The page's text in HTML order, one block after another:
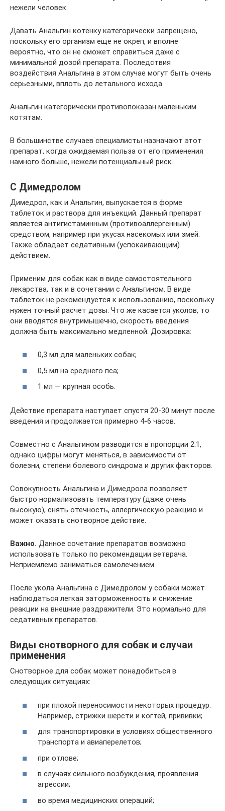
нежели человек.
Давать Анальгин котёнку категорически запрещено,
поскольку его организм еще не окреп, и вполне
вероятно, что он не сможет справиться даже с
минимальной дозой препарата. Последствия
воздействия Анальгина в этом случае могут быть очень
серьезными, вплоть до летального исхода.
Анальгин категорически противопоказан маленьким
котятам.
В большинстве случаев специалисты назначают этот
препарат, когда ожидаемая польза от его применения
намного больше, нежели потенциальный риск.
С Димедролом
Димедрол, как и Анальгин, выпускается в форме
таблеток и раствора для инъекций. Данный препарат
является антигистаминным (противоаллергенным)
средством, например при укусах насекомых или змей.
Также обладает седативным (успокаивающим)
действием.
Применим для собак как в виде самостоятельного
лекарства, так и в сочетании с Анальгином. В виде
таблеток не рекомендуется к использованию, поскольку
нужен точный расчет дозы. Что же касается уколов, то
они вводятся внутримышечно, скорость введения
должна быть максимально медленной. Дозировка:
0,3 мл для маленьких собак;
0,5 мл на среднего пса;
1 мл — крупная особь.
Действие препарата наступает спустя 20-30 минут после
введения и продолжается примерно 4-6 часов.
Совместно с Анальгином разводится в пропорции 2:1,
однако цифры могут меняться, в зависимости от
болезни, степени болевого синдрома и других факторов.
Совокупность Анальгина и Димедрола позволяет
быстро нормализовать температуру (даже очень
высокую), снять отечность, аллергическую реакцию и
может оказать снотворное действие.
Важно. Данное сочетание препаратов возможно
использовать только по рекомендации ветврача.
Неприемлемо заниматься самолечением.
После укола Анальгина с Димедролом у собаки может
наблюдаться легкая заторможенность и снижение
реакции на внешние раздражители. Это нормально для
седативных препаратов.
Виды снотворного для собак и случаи
применения
Снотворное для собак может понадобиться в
следующих ситуациях:
при плохой переносимости некоторых процедур.
Например, стрижки шерсти и когтей, прививки;
для транспортировки в условиях общественного
транспорта и авиаперелетов;
при отлове;
в случаях сильного возбуждения, проявления
агрессии;
во время медицинских операций;